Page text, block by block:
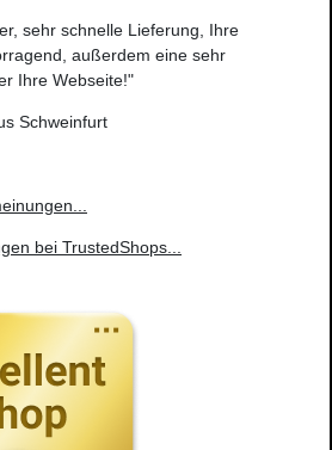
sehr schnelle Lieferung, Ihre
außerdem eine sehr
Ihre Webseite!"
Schweinfurt
...
bei TrustedShops...